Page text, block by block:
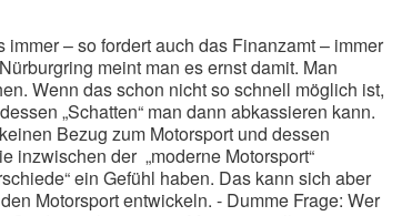
– so fordert auch das Finanzamt – immer
meint man es ernst damit. Man
Wenn das schon nicht so schnell möglich ist,
„Schatten“ man dann abkassieren kann.
Bezug zum Motorsport und dessen
inzwischen der „moderne Motorsport“
ein Gefühl haben. Das kann sich aber
Motorsport entwickeln. - Dumme Frage: Wer